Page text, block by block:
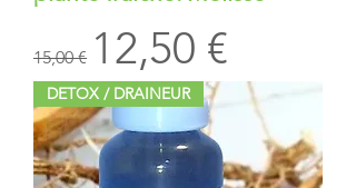
Prix original
15,00 € Prix
12,50 €
DETOX / DRAINEUR